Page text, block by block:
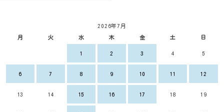
2026年7月
月 火 水 木 金 土 日
1 2 3 4 5
6 7 8 9 10 11 12
13 14 15 16 17 18 19